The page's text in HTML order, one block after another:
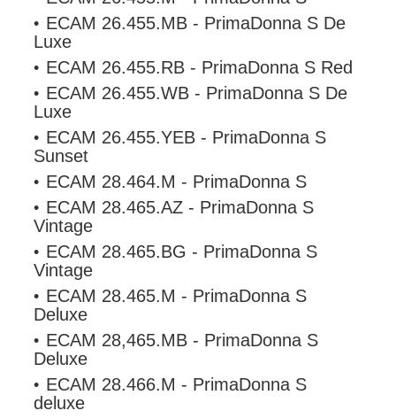
ECAM 26.455.MB - PrimaDonna S De
Luxe
ECAM 26.455.RB - PrimaDonna S Red
ECAM 26.455.WB - PrimaDonna S De
Luxe
ECAM 26.455.YEB - PrimaDonna S
Sunset
ECAM 28.464.M - PrimaDonna S
ECAM 28.465.AZ - PrimaDonna S
Vintage
ECAM 28.465.BG - PrimaDonna S
Vintage
ECAM 28.465.M - PrimaDonna S
Deluxe
ECAM 28,465.MB - PrimaDonna S
Deluxe
ECAM 28.466.M - PrimaDonna S
deluxe